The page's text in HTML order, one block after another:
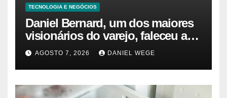
TECNOLOGIA E NEGÓCIOS
Daniel Bernard, um dos maiores
visionários do varejo, faleceu aos
80 anos – Sincovaga Notícias
AGOSTO 7, 2026 DANIEL WEGE